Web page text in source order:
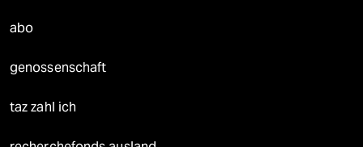
abo
genossenschaft
taz zahl ich